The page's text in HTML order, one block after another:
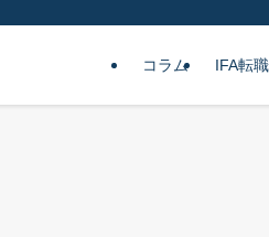
コラム IFA転